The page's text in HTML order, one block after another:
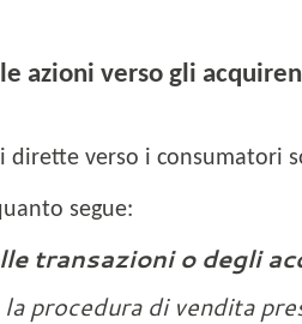
azioni verso gli
dirette verso i consumatori
segue:
transazioni o degli
procedura di vendita